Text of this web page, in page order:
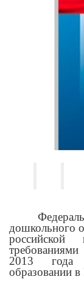
дошкольного
2013 года
образовании